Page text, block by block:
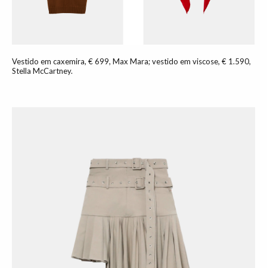
Vestido em caxemira, € 699, Max Mara; vestido em viscose, € 1.590,
Stella McCartney.